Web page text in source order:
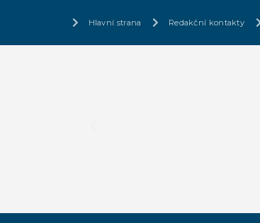
Hlavní strana Redakční kontakty